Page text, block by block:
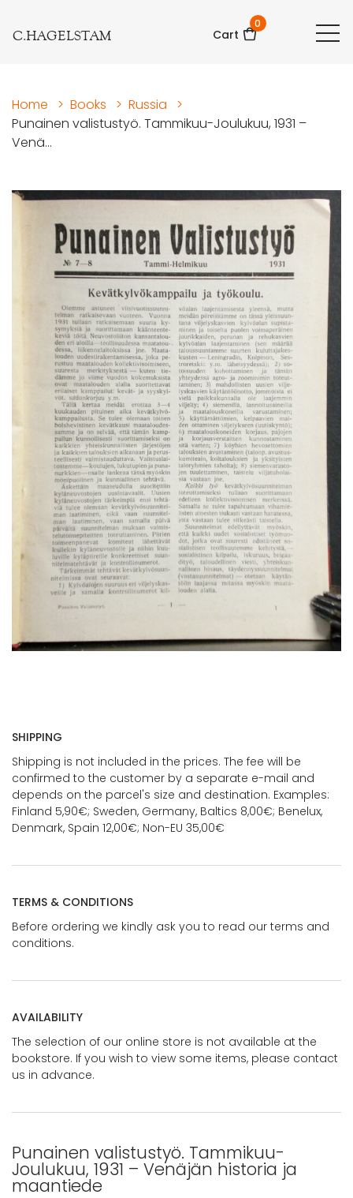
C.HAGELSTAM Cart
0
Home > Books > Russia
>
Punainen valistustyö. Tammikuu-Joulukuu, 1931 –
Venä...
SHIPPING
Shipping is not included in the prices. The fee will be
confirmed to the customer by a separate e-mail and
depends on the parcel's size and destination. Examples:
Finland 5,90€; Sweden, Germany, Baltics 8,00€; Benelux,
Denmark, Spain 12,00€; Non-EU 35,00€
TERMS & CONDITIONS
Before ordering we kindly ask you to read our terms and
conditions.
AVAILABILITY
The selection of our online store is not available at the
bookstore. If you wish to view some items, please contact
us in advance.
Punainen valistustyö. Tammikuu-
Joulukuu, 1931 – Venäjän historia ja
maantiede